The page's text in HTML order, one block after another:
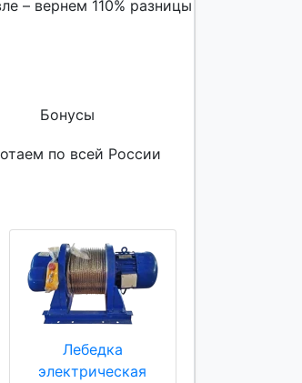
– вернем 110% разницы
Бонусы
по всей России
Лебедка
электрическая